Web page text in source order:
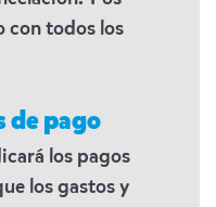
con todos los
de pago
los pagos
los gastos y